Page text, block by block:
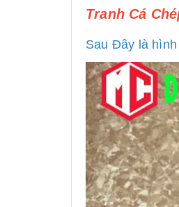
Tranh Cá
Sau Đây là